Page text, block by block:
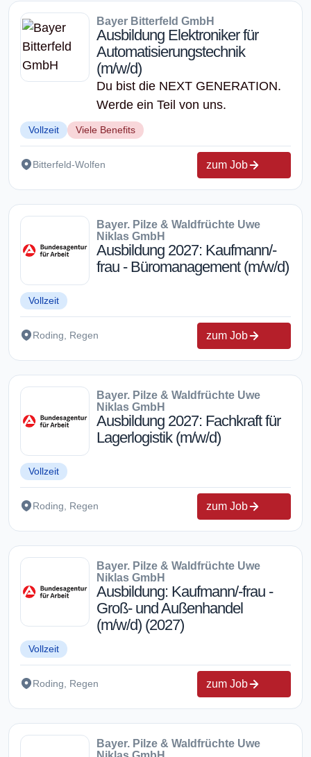
Bayer Bitterfeld GmbH
Ausbildung Elektroniker für
Automatisierungstechnik
(m/w/d)
Du bist die NEXT GENERATION.
Werde ein Teil von uns.
Vollzeit Viele Benefits
Bitterfeld-Wolfen zum Job
Bayer. Pilze & Waldfrüchte Uwe
Niklas GmbH
Ausbildung 2027: Kaufmann/-
frau - Büromanagement (m/w/d)
Vollzeit
Roding, Regen zum Job
Bayer. Pilze & Waldfrüchte Uwe
Niklas GmbH
Ausbildung 2027: Fachkraft für
Lagerlogistik (m/w/d)
Vollzeit
Roding, Regen zum Job
Bayer. Pilze & Waldfrüchte Uwe
Niklas GmbH
Ausbildung: Kaufmann/-frau -
Groß- und Außenhandel
(m/w/d) (2027)
Vollzeit
Roding, Regen zum Job
Bayer. Pilze & Waldfrüchte Uwe